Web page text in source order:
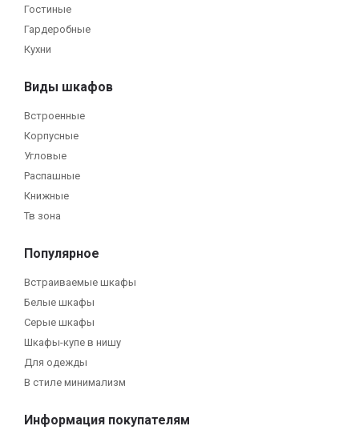
Гостиные
Гардеробные
Кухни
Виды шкафов
Встроенные
Корпусные
Угловые
Распашные
Книжные
Тв зона
Популярное
Встраиваемые шкафы
Белые шкафы
Серые шкафы
Шкафы-купе в нишу
Для одежды
В стиле минимализм
Информация покупателям